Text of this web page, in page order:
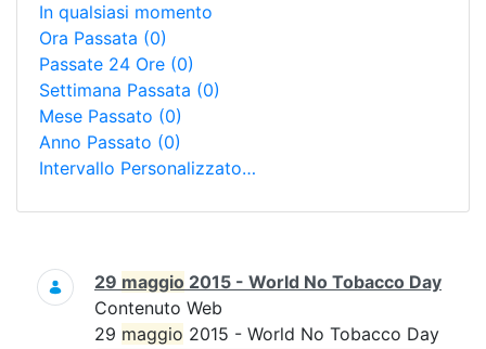
In qualsiasi momento
Ora Passata (0)
Passate 24 Ore (0)
Settimana Passata (0)
Mese Passato (0)
Anno Passato (0)
Intervallo Personalizzato…
Ricerca
29 maggio 2015 - World No Tobacco Day
Contenuto Web
29 maggio 2015 - World No Tobacco Day